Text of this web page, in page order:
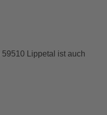
Lippetal ist auch